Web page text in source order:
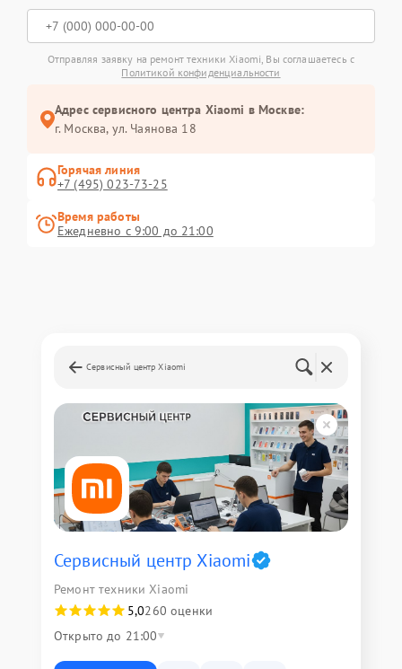
Отправляя заявку на ремонт техники Xiaomi, Вы соглашаетесь с
Политикой конфиденциальности
Адрес сервисного центра Xiaomi в Москве:
г. Москва, ул. Чаянова 18
Горячая линия
+7 (495) 023-73-25
Время работы
Ежедневно с 9:00 до 21:00
Сервисный центр Xiaomi
Сервисный центр Xiaomi
Ремонт техники Xiaomi
5,0260 оценки
Открыто до 21:00